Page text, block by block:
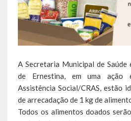
Sala Multidisciplinar Saber Mais
Escola Municipal de Educação Infantil
Escola Municipal De Ensino
Escola Municipal De Ensino
A Secretaria Municipal de Saúde
de Ernestina, em uma ação
Assistência Social/CRAS, estão
de arrecadação de 1 kg de
Todos os alimentos doados